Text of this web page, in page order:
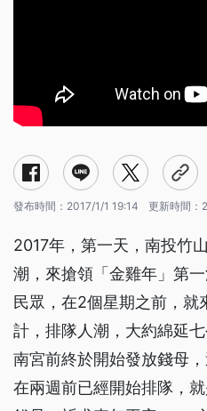
發布時間： 2017/1/1 19:14 更新時間：
2017年，第一天，南投竹
潮，來搶領「金雞年」第
民眾，在2個星期之前，就
計，排隊人潮，大約綿延
南宮前終於開始發放錢母
在兩週前已經開始排隊，